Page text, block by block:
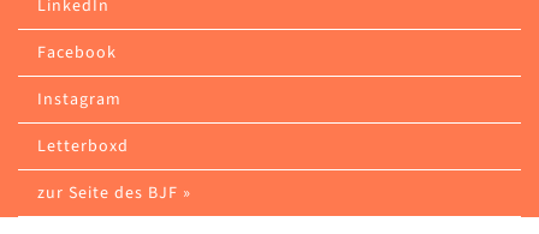
LinkedIn
Facebook
Instagram
Letterboxd
zur Seite des BJF »